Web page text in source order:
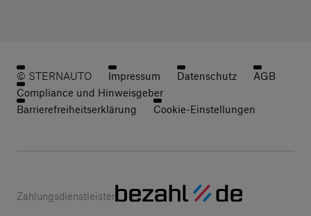
© STERNAUTO Impressum Datenschutz
AGB
Compliance und Hinweisgeber
Barrierefreiheitserklärung
Cookie-Einstellungen
Zahlungsdienstleister